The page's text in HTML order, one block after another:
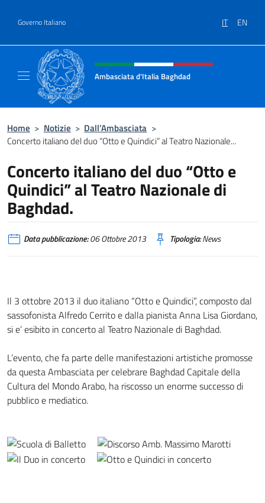
Governo Italiano IT EN
Intestazione sito, social e menù
Ambasciata d'Italia Baghdad
Home > Notizie > Dall’Ambasciata >
Concerto italiano del duo “Otto e Quindici” al Teatro Nazionale...
Concerto italiano del duo “Otto e
Quindici” al Teatro Nazionale di
Baghdad.
Data pubblicazione:06 Ottobre 2013 Tipologia:News
Il 3 ottobre 2013 il duo italiano “Otto e Quindici”, composto dal
sassofonista Alfredo Cerrito e dalla pianista Anna Lisa Giordano,
si e’ esibito in concerto al Teatro Nazionale di Baghdad.
L’evento, che fa parte delle manifestazioni artistiche promosse
da questa Ambasciata per celebrare Baghdad Capitale della
Cultura del Mondo Arabo, ha riscosso un enorme successo di
pubblico e mediatico.